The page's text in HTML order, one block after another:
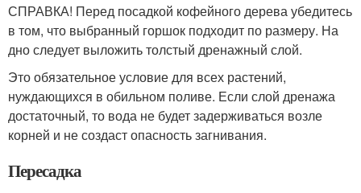
СПРАВКА! Перед посадкой кофейного дерева убедитесь
в том, что выбранный горшок подходит по размеру. На
дно следует выложить толстый дренажный слой.
Это обязательное условие для всех растений,
нуждающихся в обильном поливе. Если слой дренажа
достаточный, то вода не будет задерживаться возле
корней и не создаст опасность загнивания.
Пересадка